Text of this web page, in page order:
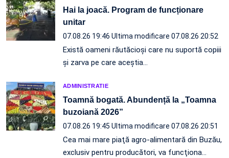
Hai la joacă. Program de funcționare
unitar
07.08.26 19:46 Ultima modificare 07.08.26 20:52
Există oameni răutăcioși care nu suportă copiii
și zarva pe care aceștia…
ADMINISTRATIE
Toamnă bogată. Abundență la „Toamna
buzoiană 2026”
07.08.26 19:45 Ultima modificare 07.08.26 20:51
Cea mai mare piaţă agro-alimentară din Buzău,
exclusiv pentru producători, va funcţiona…